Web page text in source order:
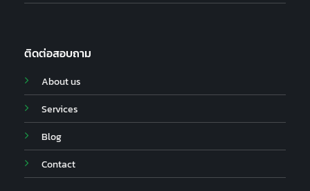
ติดต่อสอบถาม
About us
Services
Blog
Contact